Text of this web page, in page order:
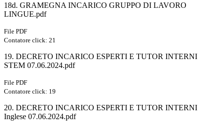
18d. GRAMEGNA INCARICO GRUPPO DI LAVORO
LINGUE.pdf
File PDF
Contatore click: 21
19. DECRETO INCARICO ESPERTI E TUTOR INTERNI
STEM 07.06.2024.pdf
File PDF
Contatore click: 19
20. DECRETO INCARICO ESPERTI E TUTOR INTERNI
Inglese 07.06.2024.pdf